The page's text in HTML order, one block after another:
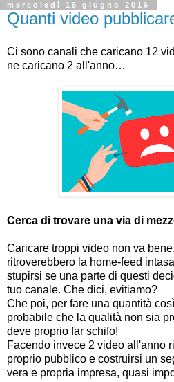
mercoledì 15 giugno 2016
Quanti video
Ci sono canali che caricano 12
ne caricano 2 all'anno…
Cerca di trovare una via di
Caricare troppi video non va
ritroverebbero la home-feed
stupirsi se una parte di questi
tuo canale. Che dici, evitiamo?
Che poi, per fare una quantità
probabile che la qualità non sia
deve proprio far schifo!
Facendo invece 2 video all'anno
proprio pubblico e costruirsi un
vera e propria impresa, quasi